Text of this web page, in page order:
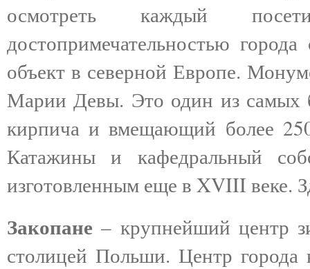
осмотреть каждый
достопримечательностью
объект в северной Европе.
Марии Девы. Это один из самых
кирпича и вмещающий более
Катажины и кафедральный
изготовленным еще в XVIII веке.
Закопане– крупнейший центр
столицей Польши. Центр